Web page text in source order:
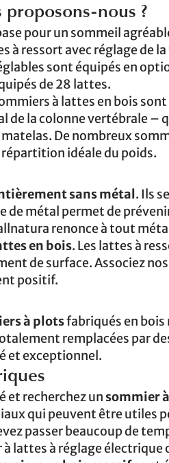
nous ?
pour un sommeil
à ressort avec réglage de
sont équipés en
de 28 lattes.
à lattes en bois
la colonne vertébrale –
De nombreux
idéale du poids.
sans métal. Ils
de métal permet de
renonce à tout
en bois. Les lattes à
de surface. Associez
positif.
à plotsfabriqués en bois
remplacées par
et exceptionnel.
et recherchez un sommier
qui peuvent être utiles
passer beaucoup de
à lattes à réglage